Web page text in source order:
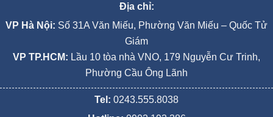
Địa chỉ:
VP Hà Nội: Số 31A Văn Miếu, Phường Văn Miếu – Quốc Tử
Giám
VP TP.HCM: Lầu 10 tòa nhà VNO, 179 Nguyễn Cư Trinh,
Phường Cầu Ông Lãnh
Tel: 0243.555.8038